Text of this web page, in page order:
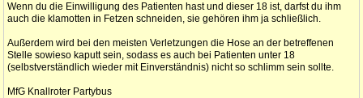
Wenn du die Einwilligung des Patienten hast und dieser 18 ist, darfst du ihm
auch die klamotten in Fetzen schneiden, sie gehören ihm ja schließlich.
Außerdem wird bei den meisten Verletzungen die Hose an der betreffenen
Stelle sowieso kaputt sein, sodass es auch bei Patienten unter 18
(selbstverständlich wieder mit Einverständnis) nicht so schlimm sein sollte.
MfG Knallroter Partybus